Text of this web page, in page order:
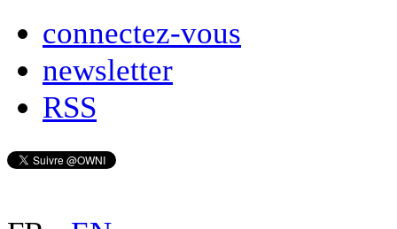
connectez-vous
newsletter
RSS